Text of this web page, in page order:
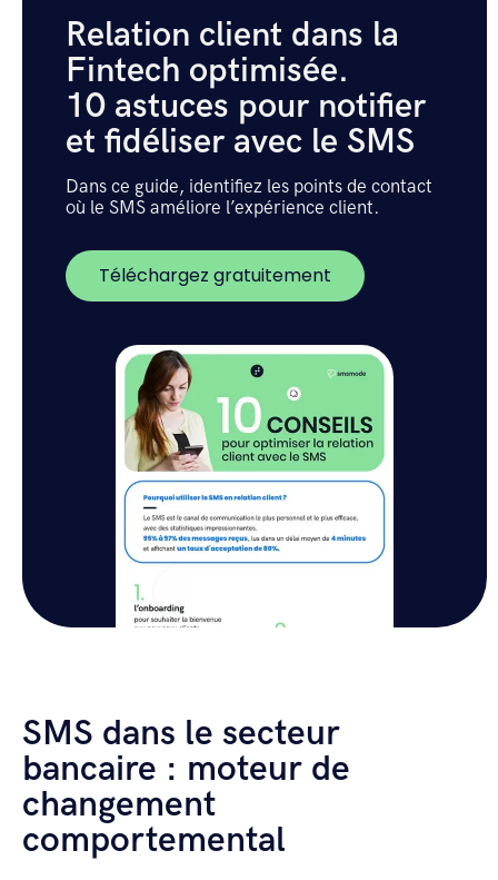
Relation client dans la
Fintech optimisée.
10 astuces pour notifier
et fidéliser avec le SMS
Dans ce guide, identifiez les points de contact
où le SMS améliore l’expérience client.
Téléchargez gratuitement
SMS dans le secteur
bancaire : moteur de
changement
comportemental